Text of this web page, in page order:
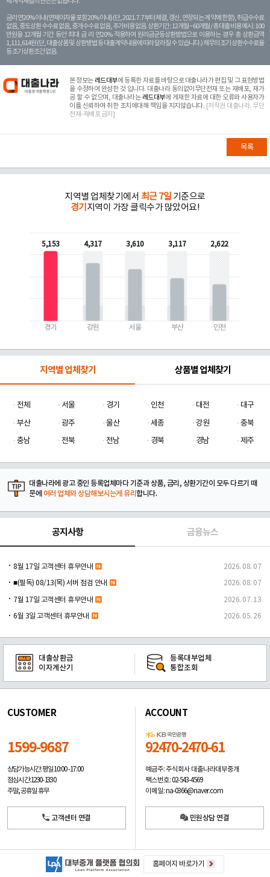
금리 연20% 이내 (연체이자율 포함 20% 이내) (단, 2021. 7. 7부터 체결, 갱신, 연장되는 계 약에 한함), 취급수수료
없음, 중도상환 수수료 없음, 중개수수료 없음, 추가비용 없음. 상환기간 : 12개월 ~ 60개월 / 총 대출 비용 예시 : 100
만원을 12개월 기간 동안 최대 금 리 연20% 적용하여 원리금균등상환방법으로 이용하는 경우 총 상환금액
1,111,614원 (단, 대출상품 및 상환방법 등 대출계약 내용에 따라 달라질 수 있습니다.) 채무의 조기 상환수수료율
등 조기상환조건 없음.
본 정보는 레드대부에 등록한 자료를 바탕으로 대출나라가 편집 및 그 표현방법
을 수정하여 완성한 것 입니다. 대출나라 동의없이무단전재 또는 재배포, 재가
공 할 수 없으며, 대출나라는 레드대부에 게재한 자료에 대한 오류와 사용자가
이를 신뢰하여 취한 조치에대해 책임을 지지않습니다. [저작권 대출나라. 무단
전재-재배포 금지]
목록
지역별 업체찾기에서 최근 7일 기준으로
경기 지역이 가장 클릭수가 많았어요!
5,153
경기
4,317
강원
3,610
서울
3,117
부산
2,622
인천
지역별 업체찾기 상품별 업체찾기
전체 서울 경기 인천 대전
대구
부산
광주 울산 세종 강원
충북
충남
전북 전남 경북 경남 제주
대출나라에 광고 중인 등록업체마다 기준과 상품, 금리, 상환기간이 모두 다르기 때
문에 여러 업체와 상담해보시는게 유리합니다.
공지사항 금융뉴스
8월 17일 고객센터 휴무안내 2026. 08. 07
■(필독) 08/13(목) 서버 점검 안내 2026. 08. 07
7월 17일 고객센터 휴무안내 2026. 07. 13
6월 3일 고객센터 휴무안내 2026. 05. 26
대출상환금
이자계산기
등록대부업체
통합조회
CUSTOMER
1599-9687
상담가능시간: 평일10:00 -17:00
점심시간: 12:30 - 13:30
주말, 공휴일 휴무
고객센터 연결
ACCOUNT
92470-2470-61
예금주: 주식회사 대출나라대부중개
팩스번호: 02-543-4569
이메일: na-0366@naver.com
민원상담 연결
홈페이지 바로가기